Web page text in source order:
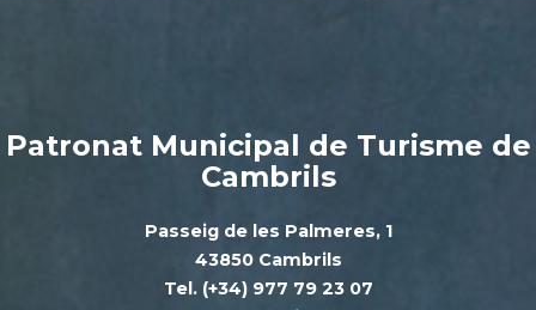
Patronat Municipal de Turisme de
Cambrils
Passeig de les Palmeres, 1
43850 Cambrils
Tel. (+34) 977 79 23 07